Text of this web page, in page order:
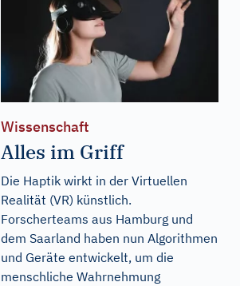
Wissenschaft
Alles im Griff
Die Haptik wirkt in der Virtuellen
Realität (VR) künstlich.
Forscherteams aus Hamburg und
dem Saarland haben nun Algorithmen
und Geräte entwickelt, um die
menschliche Wahrnehmung